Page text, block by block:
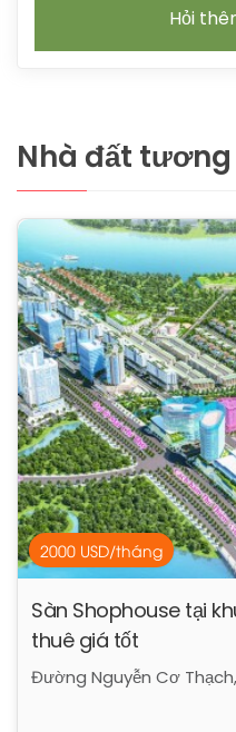
Hỏi
Nhà đất
2000 USD/tháng
Sàn Shophouse tại
thuê giá tốt